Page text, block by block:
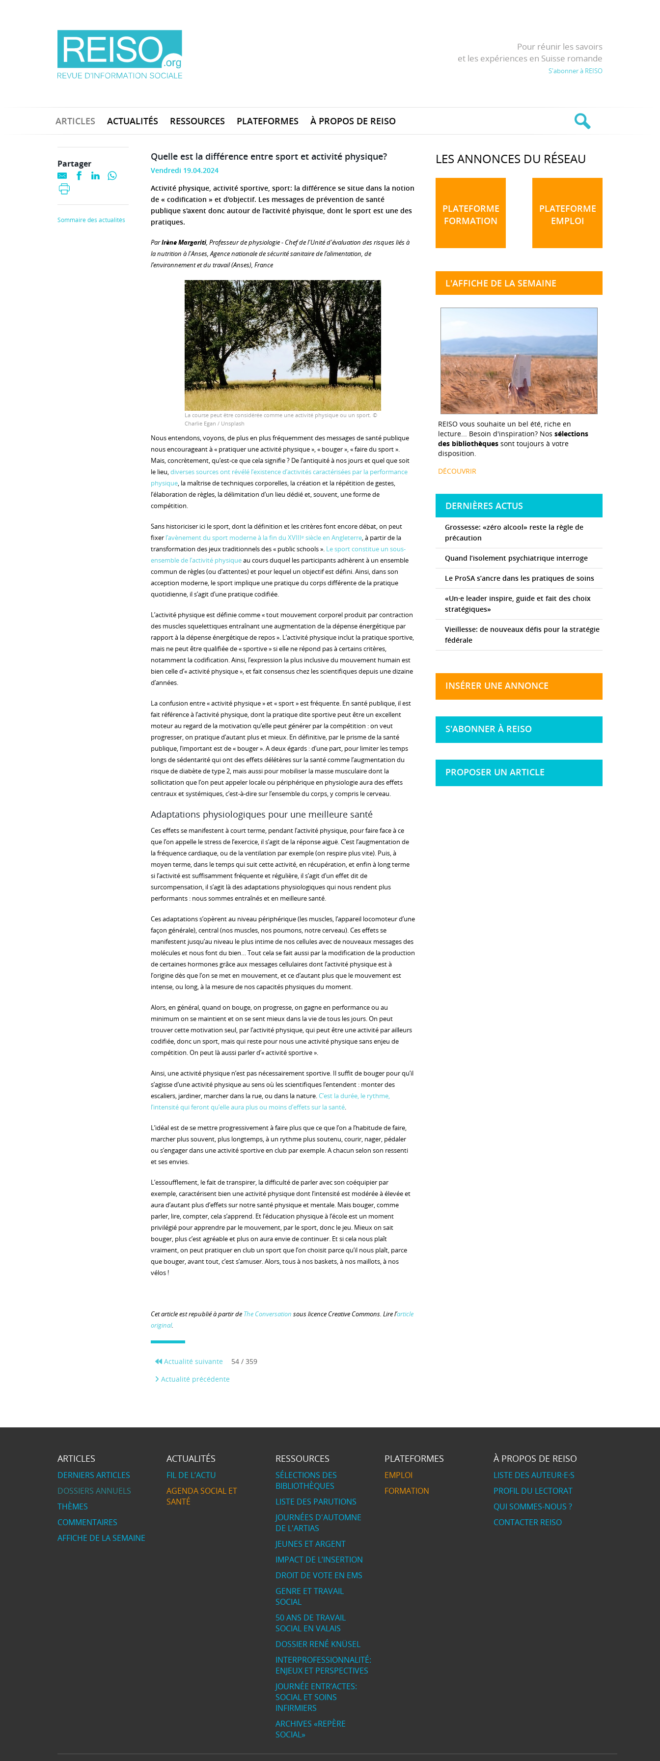
Pour réunir les savoirs
et les expériences en Suisse romande
S'abonner à REISO
ARTICLES ACTUALITÉS RESSOURCES PLATEFORMES À PROPOS DE REISO
Quelle est la différence entre sport et activité physique?
Vendredi 19.04.2024
Activité physique, activité sportive, sport: la différence se situe dans la notion
de « codification » et d'objectif. Les messages de prévention de santé
publique s'axent donc autour de l'activité phyisque, dont le sport est une des
pratiques.
ParIrène Margariti, Professeur de physiologie - Chef de l'Unité d'évaluation des risques liés à
la nutrition à l'Anses, Agence nationale de sécurité sanitaire de l’alimentation, de
l’environnement et du travail (Anses), France
La course peut être considérée comme une activité physique ou un sport. ©
Charlie Egan / Unsplash
Nous entendons, voyons, de plus en plus fréquemment des messages de santé publique
nous encourageant à « pratiquer une activité physique », « bouger », « faire du sport ».
Mais, concrètement, qu’est-ce que cela signifie ? De l’antiquité à nos jours et quel que soit
le lieu,diverses sources ont révélé l’existence d’activités caractérisées par la performance
physique, la maîtrise de techniques corporelles, la création et la répétition de gestes,
l’élaboration de règles, la délimitation d’un lieu dédié et, souvent, une forme de
compétition.
Sans historiciser ici le sport, dont la définition et les critères font encore débat, on peut
fixer l’avènement du sport moderne à la fin du XVIIIᵉ siècle en Angleterre, à partir de la
transformation des jeux traditionnels des « public schools ». Le sport constitue un sous-
ensemble de l’activité physiqueau cours duquel les participants adhèrent à un ensemble
commun de règles (ou d’attentes) et pour lequel un objectif est défini. Ainsi, dans son
acception moderne, le sport implique une pratique du corps différente de la pratique
quotidienne, il s’agit d’une pratique codifiée.
L’activité physique est définie comme « tout mouvement corporel produit par contraction
des muscles squelettiques entraînant une augmentation de la dépense énergétique par
rapport à la dépense énergétique de repos ». L’activité physique inclut la pratique sportive,
mais ne peut être qualifiée de « sportive » si elle ne répond pas à certains critères,
notamment la codification. Ainsi, l’expression la plus inclusive du mouvement humain est
bien celle d’« activité physique », et fait consensus chez les scientifiques depuis une dizaine
d’années.
La confusion entre « activité physique » et « sport » est fréquente. En santé publique, il est
fait référence à l’activité physique, dont la pratique dite sportive peut être un excellent
moteur au regard de la motivation qu’elle peut générer par la compétition : on veut
progresser, on pratique d’autant plus et mieux. En définitive, par le prisme de la santé
publique, l’important est de « bouger ». A deux égards : d’une part, pour limiter les temps
longs de sédentarité qui ont des effets délétères sur la santé comme l’augmentation du
risque de diabète de type 2, mais aussi pour mobiliser la masse musculaire dont la
sollicitation que l’on peut appeler locale ou périphérique en physiologie aura des effets
centraux et systémiques, c’est-à-dire sur l’ensemble du corps, y compris le cerveau.
Adaptations physiologiques pour une meilleure santé
Ces effets se manifestent à court terme, pendant l’activité physique, pour faire face à ce
que l’on appelle le stress de l’exercice, il s’agit de la réponse aiguë. C’est l’augmentation de
la fréquence cardiaque, ou de la ventilation par exemple (on respire plus vite). Puis, à
moyen terme, dans le temps qui suit cette activité, en récupération, et enfin à long terme
si l’activité est suffisamment fréquente et régulière, il s’agit d’un effet dit de
surcompensation, il s’agit là des adaptations physiologiques qui nous rendent plus
performants : nous sommes entraînés et en meilleure santé.
Ces adaptations s’opèrent au niveau périphérique (les muscles, l’appareil locomoteur d’une
façon générale), central (nos muscles, nos poumons, notre cerveau). Ces effets se
manifestent jusqu’au niveau le plus intime de nos cellules avec de nouveaux messages des
molécules et nous font du bien… Tout cela se fait aussi par la modification de la production
de certaines hormones grâce aux messages cellulaires dont l’activité physique est à
l’origine dès que l’on se met en mouvement, et ce d’autant plus que le mouvement est
intense, ou long, à la mesure de nos capacités physiques du moment.
Alors, en général, quand on bouge, on progresse, on gagne en performance ou au
minimum on se maintient et on se sent mieux dans la vie de tous les jours. On peut
trouver cette motivation seul, par l’activité physique, qui peut être une activité par ailleurs
codifiée, donc un sport, mais qui reste pour nous une activité physique sans enjeu de
compétition. On peut là aussi parler d’« activité sportive ».
Ainsi, une activité physique n’est pas nécessairement sportive. Il suffit de bouger pour qu’il
s’agisse d’une activité physique au sens où les scientifiques l’entendent : monter des
escaliers, jardiner, marcher dans la rue, ou dans la nature.C’est la durée, le rythme,
l’intensité qui feront qu’elle aura plus ou moins d’effets sur la santé.
L’idéal est de se mettre progressivement à faire plus que ce que l’on a l’habitude de faire,
marcher plus souvent, plus longtemps, à un rythme plus soutenu, courir, nager, pédaler
ou s’engager dans une activité sportive en club par exemple. A chacun selon son ressenti
et ses envies.
L’essoufflement, le fait de transpirer, la difficulté de parler avec son coéquipier par
exemple, caractérisent bien une activité physique dont l’intensité est modérée à élevée et
aura d’autant plus d’effets sur notre santé physique et mentale. Mais bouger, comme
parler, lire, compter, cela s’apprend. Et l’éducation physique à l’école est un moment
privilégié pour apprendre par le mouvement, par le sport, donc le jeu. Mieux on sait
bouger, plus c’est agréable et plus on aura envie de continuer. Et si cela nous plaît
vraiment, on peut pratiquer en club un sport que l’on choisit parce qu’il nous plaît, parce
que bouger, avant tout, c’est s’amuser. Alors, tous à nos baskets, à nos maillots, à nos
vélos !
Cet article est republié à partir de The Conversation sous licence Creative Commons. Lire l’article
original.
Actualité suivante
54 / 359
Actualité précédente
Partager
Sommaire des actualités
LES ANNONCES DU RÉSEAU
PLATEFORME
FORMATION
PLATEFORME
EMPLOI
L'AFFICHE DE LA SEMAINE
REISO vous souhaite un bel été, riche en
lecture... Besoin d'inspiration? Nos sélections
des bibliothèques sont toujours à votre
disposition.
DÉCOUVRIR
DERNIÈRES ACTUS
Grossesse: «zéro alcool» reste la règle de
précaution
Quand l’isolement psychiatrique interroge
Le ProSA s’ancre dans les pratiques de soins
«Un·e leader inspire, guide et fait des choix
stratégiques»
Vieillesse: de nouveaux défis pour la stratégie
fédérale
INSÉRER UNE ANNONCE
S'ABONNER À REISO
PROPOSER UN ARTICLE
ARTICLES
DERNIERS ARTICLES
DOSSIERS ANNUELS
THÈMES
COMMENTAIRES
AFFICHE DE LA SEMAINE
ACTUALITÉS
FIL DE L’ACTU
AGENDA SOCIAL ET
SANTÉ
RESSOURCES
SÉLECTIONS DES
BIBLIOTHÈQUES
LISTE DES PARUTIONS
JOURNÉES D'AUTOMNE
DE L'ARTIAS
JEUNES ET ARGENT
IMPACT DE L’INSERTION
DROIT DE VOTE EN EMS
GENRE ET TRAVAIL
SOCIAL
50 ANS DE TRAVAIL
SOCIAL EN VALAIS
DOSSIER RENÉ KNÜSEL
INTERPROFESSIONNALITÉ:
ENJEUX ET PERSPECTIVES
JOURNÉE ENTR’ACTES:
SOCIAL ET SOINS
INFIRMIERS
ARCHIVES «REPÈRE
SOCIAL»
PLATEFORMES
EMPLOI
FORMATION
À PROPOS DE REISO
LISTE DES AUTEUR·E·S
PROFIL DU LECTORAT
QUI SOMMES-NOUS ?
CONTACTER REISO